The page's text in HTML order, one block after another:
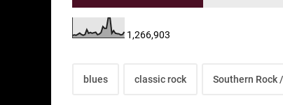
1,266,903
blues classic rock Southern Rock